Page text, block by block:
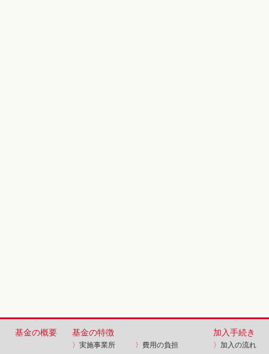
基金の概要 基金の特徴
〉 実施事業所 〉 費用の負担
加入手続き
〉 加入の流れ